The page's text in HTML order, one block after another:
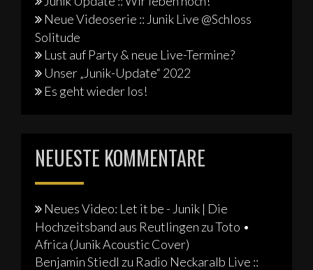
Neue Videoserie :: Junik Live @Schloss
Solitude
Lust auf Party & neue Live-Termine?
Unser „Junik-Update“ 2022
Es geht wieder los!
NEUESTE KOMMENTARE
Neues Video: Let it be - Junik | Die
Hochzeitsband aus Reutlingen zuToto •
Africa (Junik Acoustic Cover)
Benjamin Stiedl zu Radio Neckaralb Live ::